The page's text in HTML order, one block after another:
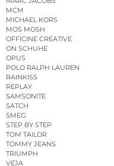
MCM
MICHAEL KORS
MOS MOSH
OFFICINE CREATIVE
ON SCHUHE
OPUS
POLO RALPH LAUREN
RAINKISS
REPLAY
SAMSONITE
SATCH
SMEG
STEP BY STEP
TOM TAILOR
TOMMY JEANS
TRIUMPH
VEJA